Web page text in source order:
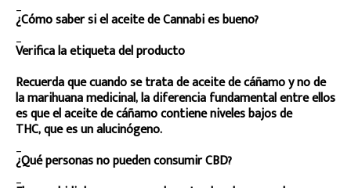
¿Cómo saber si el aceite de Cannabi es bueno?
Verifica la etiqueta del producto
Recuerda que cuando se trata de aceite de cáñamo y no de
la marihuana medicinal, la diferencia fundamental entre ellos
es que el aceite de cáñamo contiene niveles bajos de
THC, que es un alucinógeno.
¿Qué personas no pueden consumir CBD?